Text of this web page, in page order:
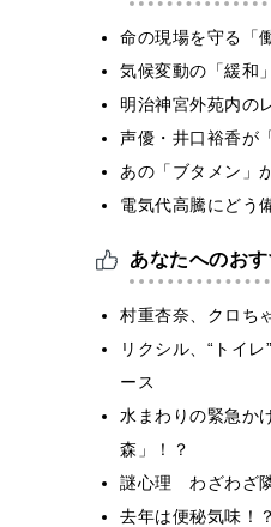
命の現場を守る「
気候変動の「緩和
明治神宮外苑内の
声優・井口裕香が
あの「ブタメン」
電気代高騰にどう
あなたへのお
村重杏奈、クロち
リクシル、“トイ
ース
水まわりの緊急か
森」！？
謎心理 わざわざ
去年は便秘気味！